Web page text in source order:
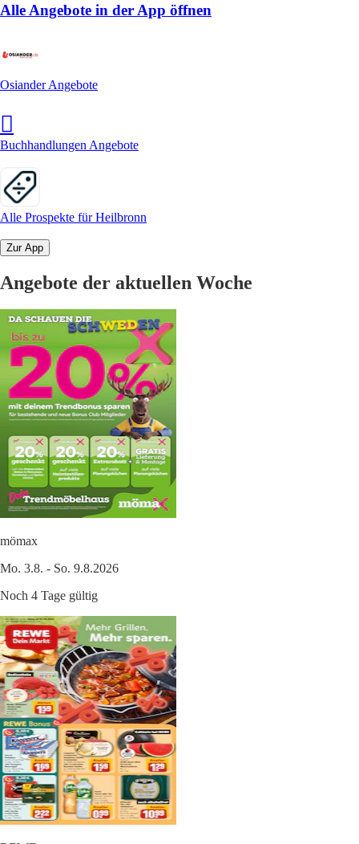
Alle Angebote in der App öffnen
Osiander Angebote
Buchhandlungen Angebote
Alle Prospekte für Heilbronn
Zur App
Angebote der aktuellen Woche
mömax
Mo. 3.8. - So. 9.8.2026
Noch 4 Tage gültig